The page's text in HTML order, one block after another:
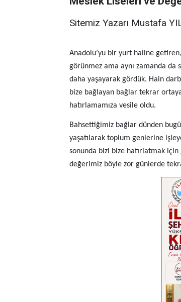
Sitemiz Yazarı Mustafa
Anadolu’yu bir yurt haline
görünmez ama aynı zamanda
daha yaşayarak gördük. Hain
bize bağlayan bağlar tekrar
hatırlamamıza vesile oldu.
Bahsettiğimiz bağlar dünden
yaşatılarak toplum genlerine
sonunda bizi bize hatırlatmak
değerimiz böyle zor günlerde